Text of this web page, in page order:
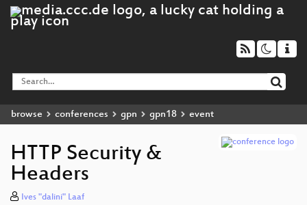
browse conferences gpn gpn18 event
HTTP Security &
Headers
Ives "dalini" Laaf